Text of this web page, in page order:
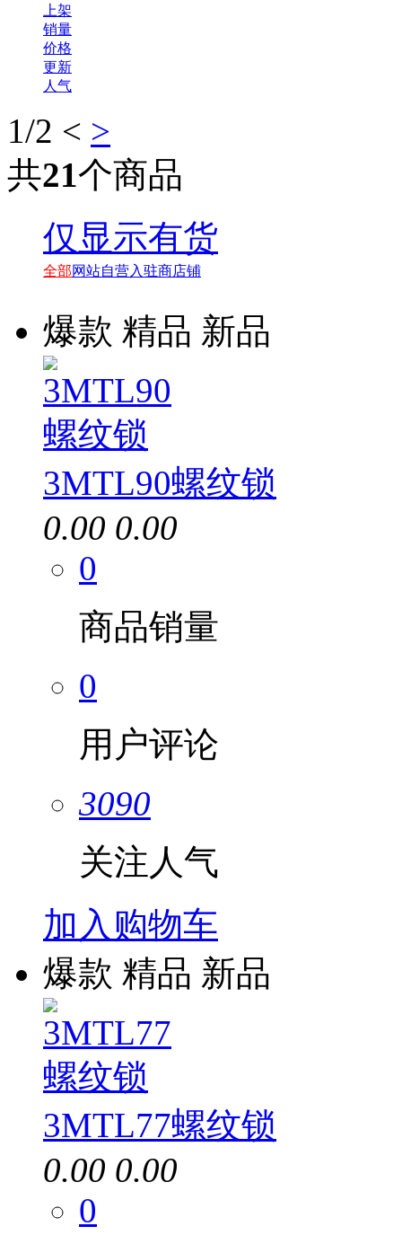
Flexseal
Trechnomelt
Macromelt
汉高Henkel
上架
销量
价格
更新
人气
1/2 < >
共21个商品
仅显示有货
全部网站自营入驻商店铺
爆款 精品 新品
3MTL90螺纹锁
0.00 0.00
0
商品销量
0
用户评论
3090
关注人气
加入购物车
爆款 精品 新品
3MTL77螺纹锁
0.00 0.00
0